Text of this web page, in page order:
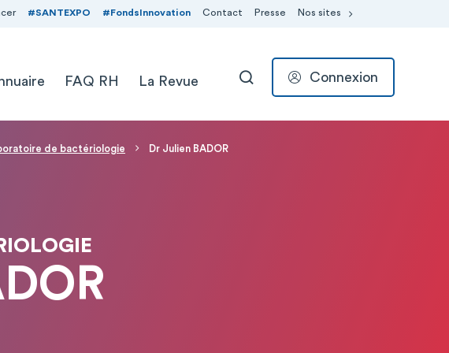
#SANTEXPO #FondsInnovation Contact Presse Nos sites
FAQ RH La Revue RECHERCHER
Connexion
de bactériologie Dr Julien BADOR